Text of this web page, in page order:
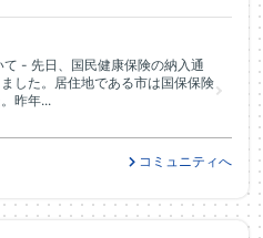
- 先日、国民健康保険の納入通
した。居住地である市は国保保険
昨年...
コミュニティへ